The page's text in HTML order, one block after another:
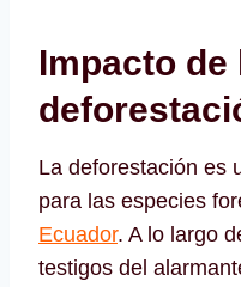
Impacto de
La deforestación es
para las especies
Ecuador. A lo largo
testigos del